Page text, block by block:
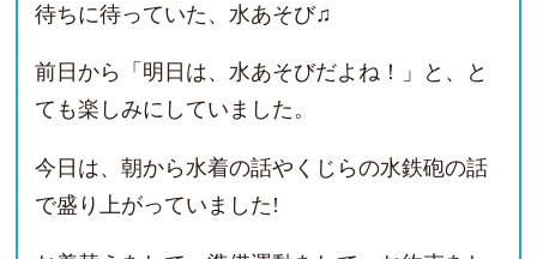
待ちに待っていた、水あそび♫
前日から「明日は、水あそびだよね！」と、と
ても楽しみにしていました。
今日は、朝から水着の話やくじらの水鉄砲の話
で盛り上がっていました!